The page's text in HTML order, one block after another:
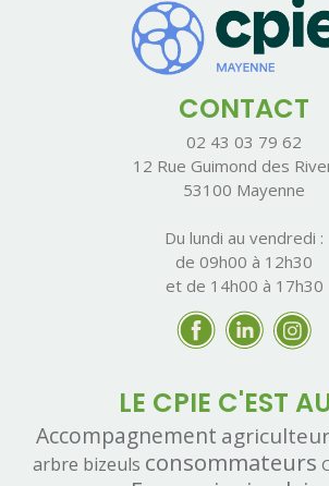
CONTACT
02 43 03 79 62
12 Rue Guimond des
53100 Mayenne
Du lundi au vendredi :
de 09h00 à 12h30
et de 14h00 à 17h30
LE CPIE C'EST
Accompagnement
arbre bizeuls consommateurs